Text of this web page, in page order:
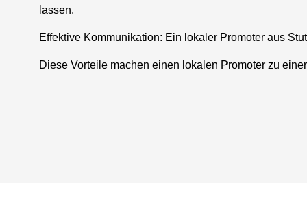
lassen.
Effektive Kommunikation: Ein lokaler Promoter aus
Diese Vorteile machen einen lokalen Promoter zu